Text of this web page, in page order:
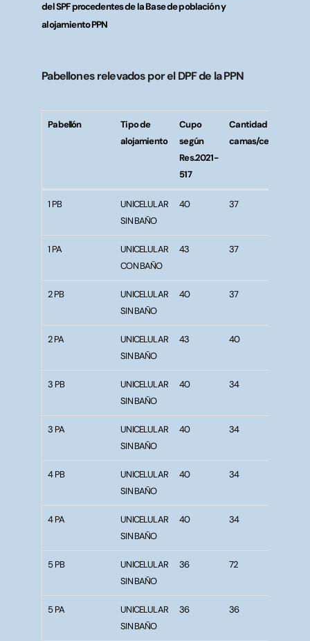
del SPF procedentes de la Base de población y
alojamiento PPN
Pabellones relevados por el DPF de la PPN
Pabellón
Tipo de
alojamiento
Cupo
según
Res.2021-
517
Cantidad de
camas/celdas
Tipo de
alojamiento
Cupo
517
Cantidad de
1 PB
UNICELULAR
SIN BAÑO
40 37
1 PA
UNICELULAR
CON BAÑO
43 37
2 PB
UNICELULAR
SIN BAÑO
40 37
2 PA
UNICELULAR
SIN BAÑO
43 40
3 PB
UNICELULAR
SIN BAÑO
40 34
3 PA
UNICELULAR
SIN BAÑO
40 34
4 PB
UNICELULAR
SIN BAÑO
40 34
4 PA
UNICELULAR
SIN BAÑO
40 34
5 PB
UNICELULAR
SIN BAÑO
36 72
5 PA
UNICELULAR
SIN BAÑO
36 36